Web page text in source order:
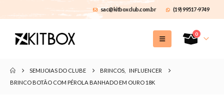
sac@kitboxclub.com.br (19) 99517-9749
0
SEMIJOIAS DO CLUBE BRINCOS
INFLUENCER
BRINCO BOTÃO COM PÉROLA BANHADO EM OURO 18K